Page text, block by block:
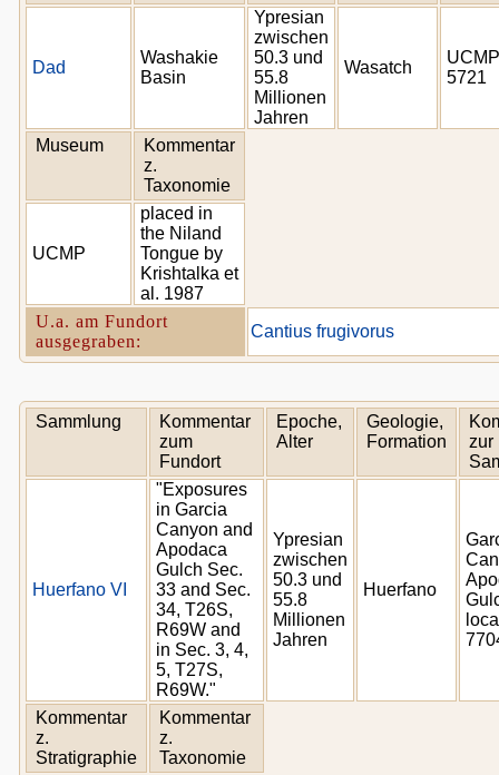
Dad
Washakie
Basin
Ypresian
zwischen
50.3 und
55.8
Millionen
Jahren
Wasatch
5721
Museum
Kommentar
z.
Taxonomie
UCMP
placed in
the Niland
Tongue by
Krishtalka et
al. 1987
U.a. am Fundort
ausgegraben:
Cantius frugivorus
Sammlung
Kommentar
zum
Fundort
Epoche,
Alter
Geologie,
Formation
zur
Huerfano VI
"Exposures
in Garcia
Canyon and
Apodaca
Gulch Sec.
33 and Sec.
34, T26S,
R69W and
in Sec. 3, 4,
5, T27S,
R69W."
Ypresian
zwischen
50.3 und
55.8
Millionen
Jahren
Huerfano
Kommentar
z.
Stratigraphie
Kommentar
z.
Taxonomie